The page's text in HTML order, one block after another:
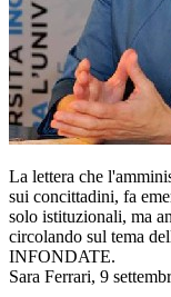
La lettera che
sui concittadini, fa
solo istituzionali, ma
circolando sul tema
INFONDATE.
Sara Ferrari, 9